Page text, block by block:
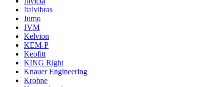
Italvibras
Jumo
JVM
Kelvion
KEM-P
Keofitt
KING Right
Knauer Engineering
Krohne